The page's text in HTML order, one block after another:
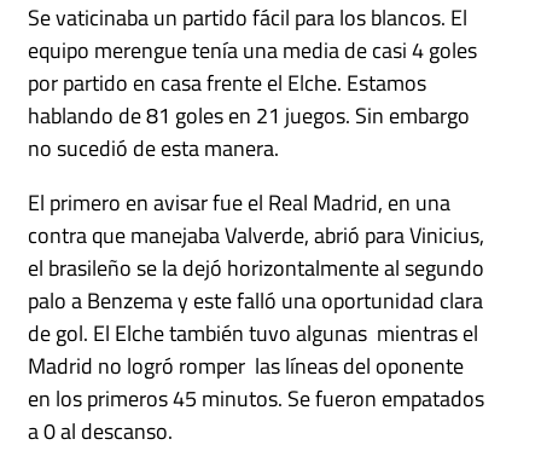
Se vaticinaba un partido fácil para los blancos. El
equipo merengue tenía una media de casi 4 goles
por partido en casa frente el Elche. Estamos
hablando de 81 goles en 21 juegos. Sin embargo
no sucedió de esta manera.
El primero en avisar fue el Real Madrid, en una
contra que manejaba Valverde, abrió para Vinicius,
el brasileño se la dejó horizontalmente al segundo
palo a Benzema y este falló una oportunidad clara
de gol. El Elche también tuvo algunas mientras el
Madrid no logró romper las líneas del oponente
en los primeros 45 minutos. Se fueron empatados
a 0 al descanso.